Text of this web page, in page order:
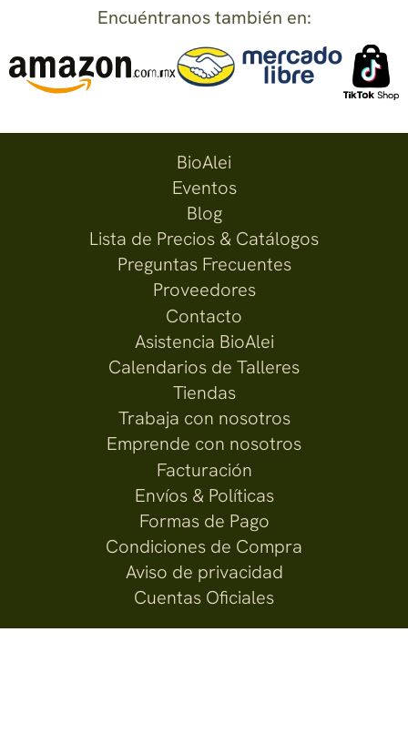
Encuéntranos también en:
BioAlei
Eventos
Blog
Lista de Precios & Catálogos
Preguntas Frecuentes
Proveedores
Contacto
Asistencia BioAlei
Calendarios de Talleres
Tiendas
Trabaja con nosotros
Emprende con nosotros
Facturación
Envíos & Políticas
Formas de Pago
Condiciones de Compra
Aviso de privacidad
Cuentas Oficiales